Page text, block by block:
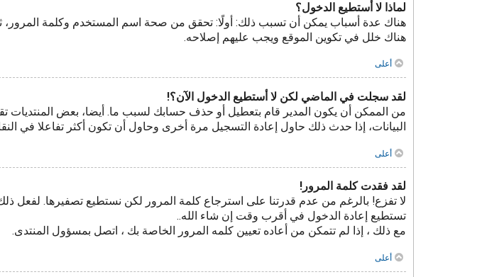
لماذا لا أستطيع الدخول؟
هناك عدة أسباب يمكن أن تسبب ذلك: أولًا: تحقق من صحة اسم المستخدم وكلمة
هناك خلل في تكوين الموقع ويجب عليهم إصلاحه.
أعلى
لقد سجلت في الماضي لكن لا أستطيع الدخول الآن؟!
من الممكن أن يكون المدير قام بتعطيل أو حذف حسابك لسبب ما. أيضا، بعض المنتديات
البيانات، إذا حدث ذلك حاول إعادة التسجيل مرة أخرى وحاول أن تكون أكثر تفاعلا في
أعلى
لقد فقدت كلمة المرور!
لا تفزع! بالرغم من عدم قدرتنا على استرجاع كلمة المرور لكن نستطيع تصفيرها.
تستطيع إعادة الدخول في أقرب وقت إن شاء الله..
مع ذلك ، إذا لم تتمكن من أعاده تعيين كلمه المرور الخاصة بك ، اتصل بمسؤول المنتدى.
أعلى